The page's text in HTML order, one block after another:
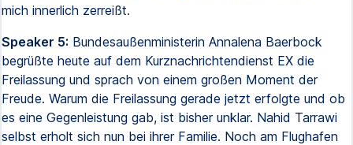
mich innerlich zerreißt.
Speaker 5: Bundesaußenministerin Annalena Baerbock
begrüßte heute auf dem Kurznachrichtendienst EX die
Freilassung und sprach von einem großen Moment der
Freude. Warum die Freilassung gerade jetzt erfolgte und ob
es eine Gegenleistung gab, ist bisher unklar. Nahid Tarrawi
selbst erholt sich nun bei ihrer Familie. Noch am Flughafen